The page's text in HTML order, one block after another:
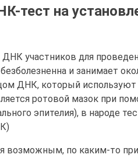
тест на
участников для
и занимает
ДНК, который
ротовой мазок при
эпителия), в народе
возможным, по каким-то